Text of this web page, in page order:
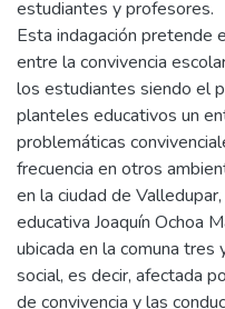
estudiantes y profesores.
Esta indagación pretende
entre la convivencia
los estudiantes siendo el
planteles educativos un
problemáticas
frecuencia en otros
en la ciudad de
educativa Joaquín Ochoa
ubicada en la comuna tres
social, es decir, afectada
de convivencia y las